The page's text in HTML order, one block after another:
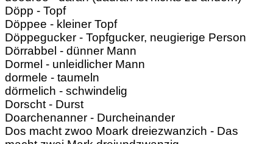
Döpp - Topf
Döppee - kleiner Topf
Döppegucker - Topfgucker, neugierige Person
Dörrabbel - dünner Mann
Dormel - unleidlicher Mann
dormele - taumeln
dörmelich - schwindelig
Dorscht - Durst
Doarchenanner - Durcheinander
Dos macht zwoo Moark dreiezwanzich - Das